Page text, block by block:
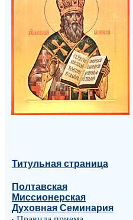
Титульная страница
Полтавская
Миссионерская
Духовная Семинария